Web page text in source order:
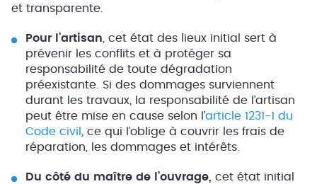
et transparente.
Pour l’artisan, cet état des lieux initial sert à
prévenir les conflits et à protéger sa
responsabilité de toute dégradation
préexistante. Si des dommages surviennent
durant les travaux, la responsabilité de l’artisan
peut être mise en cause selon l’article 1231-1 du
Code civil , ce qui l’oblige à couvrir les frais de
réparation, les dommages et intérêts.
Du côté du maître de l’ouvrage, cet état initial